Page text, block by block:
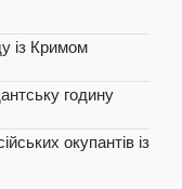
із Кримом
годину
окупантів із